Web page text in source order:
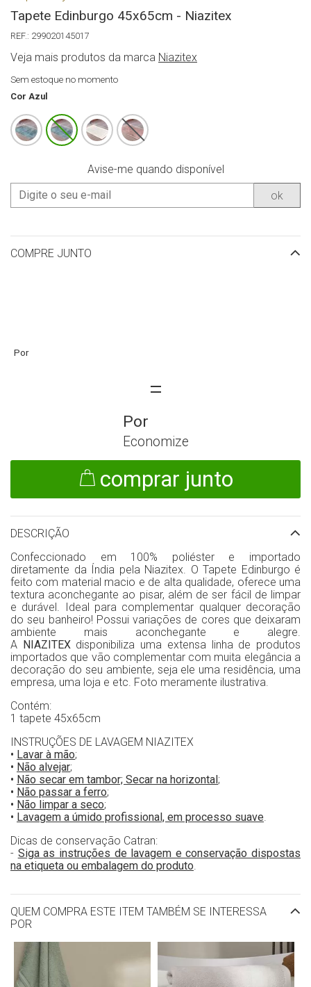
Tapete Edinburgo 45x65cm - Niazitex
299020145017
Veja mais produtos da marca Niazitex
Sem estoque no momento
Cor Azul
Avise-me quando disponível
ok
COMPRE JUNTO
Economize
comprar junto
DESCRIÇÃO
Confeccionado em 100% poliéster e importado
diretamente da Índia pela Niazitex. O Tapete Edinburgo é
feito com material macio e de alta qualidade, oferece uma
textura aconchegante ao pisar, além de ser fácil de limpar
e durável. Ideal para complementar qualquer decoração
do seu banheiro! Possui variações de cores que deixaram
ambiente mais aconchegante e alegre.
A NIAZITEXdisponibiliza uma extensa linha de produtos
importados que vão complementar com muita elegância a
decoração do seu ambiente, seja ele uma residência, uma
empresa, uma loja e etc. Foto meramente ilustrativa.
Contém:
1 tapete 45x65cm
INSTRUÇÕES DE LAVAGEM NIAZITEX
• Lavar à mão;
• Não alvejar;
• Não secar em tambor; Secar na horizontal;
• Não passar a ferro;
• Não limpar a seco;
• Lavagem a úmido profissional, em processo suave
Dicas de conservação Catran:
- Siga as instruções de lavagem e conservação dispostas
na etiqueta ou embalagem do produto
QUEM COMPRA ESTE ITEM TAMBÉM SE INTERESSA
POR